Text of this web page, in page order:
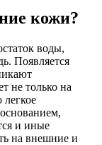
кожи?
воды,
Появляется
не только на
легкое
и иные
на внешние и